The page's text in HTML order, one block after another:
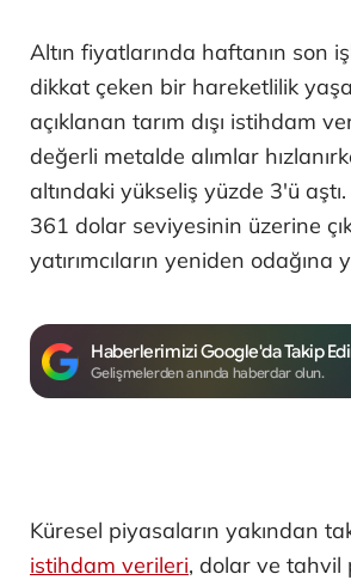
Altın fiyatlarında haftanın son
dikkat çeken bir hareketlilik
açıklanan tarım dışı istihdam
değerli metalde alımlar
altındaki yükseliş yüzde 3'ü
361 dolar seviyesinin üzerine
yatırımcıların yeniden odağına
Haberlerimizi Google'da Takip
Gelişmelerden anında haberdar olun.
Küresel piyasaların yakından
istihdam verileri, dolar ve tahvil